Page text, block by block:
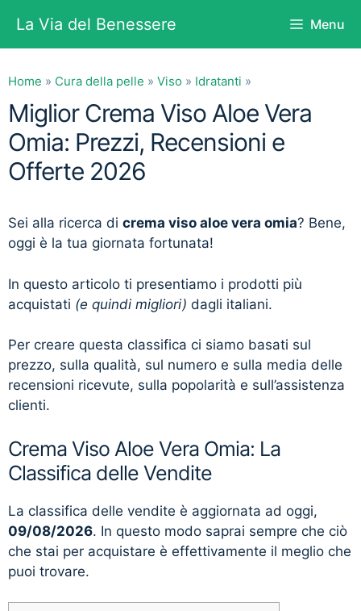
contenuto
La Via del Benessere Menu
Home » Cura della pelle » Viso » Idratanti »
Miglior Crema Viso Aloe Vera
Omia: Prezzi, Recensioni e
Offerte 2026
Sei alla ricerca di crema viso aloe vera omia? Bene,
oggi è la tua giornata fortunata!
In questo articolo ti presentiamo i prodotti più
acquistati (e quindi migliori) dagli italiani.
Per creare questa classifica ci siamo basati sul
prezzo, sulla qualità, sul numero e sulla media delle
recensioni ricevute, sulla popolarità e sull’assistenza
clienti.
Crema Viso Aloe Vera Omia: La
Classifica delle Vendite
La classifica delle vendite è aggiornata ad oggi,
09/08/2026. In questo modo saprai sempre che ciò
che stai per acquistare è effettivamente il meglio che
puoi trovare.